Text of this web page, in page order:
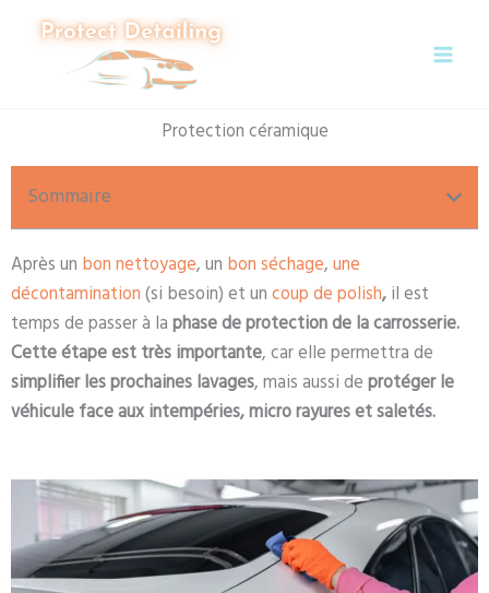
Protection céramique
Sommaire
Après un bon nettoyage, un bon séchage,une
décontamination(si besoin) et uncoup de polish,il est
temps de passer à laphase de protection de la carrosserie.
Cette étape est très importante, car elle permettra de
simplifier les prochaines lavages, mais aussi deprotéger le
véhicule face aux intempéries, micro rayures et saletés.